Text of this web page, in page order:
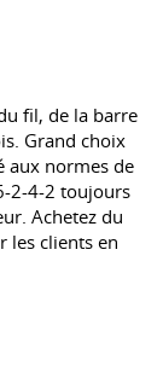
fil, de la barre
Grand choix
aux normes de
2-4-2 toujours
Achetez du
les clients en